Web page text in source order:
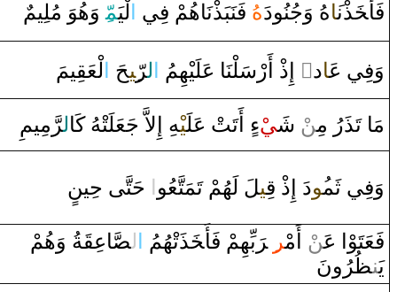
فَأَ‍خَ‍‍ذْن‍‍َ‍اهُ ‌وَجُنُو‌دَهُ فَنَبَذْنَاهُمْ فِي لْيَ‍‍مّ‍ِ ‌وَهُوَ‌ مُلِيمٌ
وَفِي ع‍‍َ‍ا‌د‌‌ٍ ‌ ‌إِ‌ذْ‌ ‌أَ‌رْسَلْنَا‌ عَلَيْهِمُ ل‍‍رّ‍ِ‍ي‍‍حَ لْعَ‍‍قِ‍‍يمَ
مَا‌ تَذَ‌رُ‌ مِ‍‌‍ن ْ شَ‍‍يْءٍ‌ ‌أَتَتْ عَلَ‍‍يْ‍‍هِ ‌إِلاَّ‌ جَعَلَتْهُ كَال‍رَّ مِيمِ
وَفِي ثَم‍‍ُ‍و‌دَ‌ ‌إِ‌ذْ‌ قِ‍‍ي‍‍لَ لَهُمْ تَمَتَّعُو ‌ حَتَّى‌ حِينٍ
فَعَتَوْ‌ا‌ عَ‍‌‍ن ْ ‌أَمْ‍‍ر ‍ِ‍‌ ‌‍رَبِّهِمْ فَأَ‍خَ‍‍ذَتْهُمُ ل‍‍صَّ‍‍اعِ‍‍قَ‍‍ةُ ‌وَهُمْ
يَ‍‌‍ن‍‍ظُ‍‍رُ‌ونَ